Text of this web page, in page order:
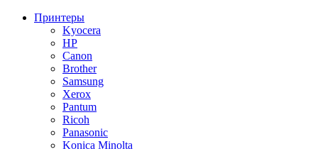
Принтеры
Kyocera
HP
Canon
Brother
Samsung
Xerox
Pantum
Ricoh
Panasonic
Konica Minolta